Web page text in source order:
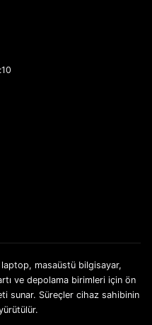
masaüstü bilgisayar,
ve depolama birimleri için ön
sunar. Süreçler cihaz sahibinin